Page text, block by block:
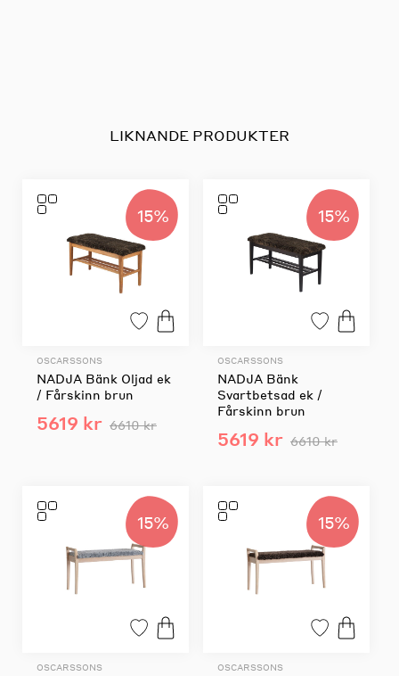
LIKNANDE PRODUKTER
15%
OSCARSSONS
NADJA Bänk Oljad ek
/ Fårskinn brun
5619 kr 6610 kr
15%
OSCARSSONS
NADJA Bänk
Svartbetsad ek /
Fårskinn brun
5619 kr 6610 kr
15%
OSCARSSONS
15%
OSCARSSONS